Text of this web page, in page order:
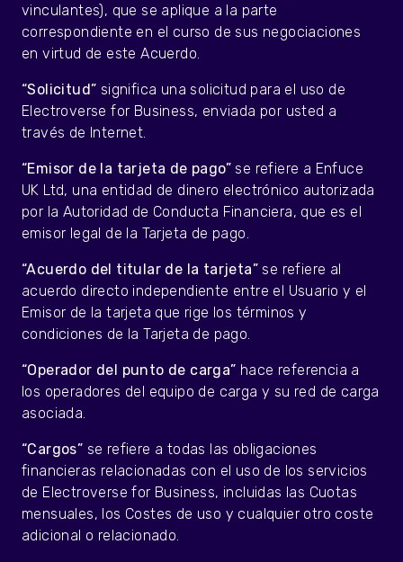
vinculantes), que se aplique a la parte
correspondiente en el curso de sus negociaciones
en virtud de este Acuerdo.
“Solicitud” significa una solicitud para el uso de
Electroverse for Business, enviada por usted a
través de Internet.
“Emisor de la tarjeta de pago” se refiere a Enfuce
UK Ltd, una entidad de dinero electrónico autorizada
por la Autoridad de Conducta Financiera, que es el
emisor legal de la Tarjeta de pago.
“Acuerdo del titular de la tarjeta” se refiere al
acuerdo directo independiente entre el Usuario y el
Emisor de la tarjeta que rige los términos y
condiciones de la Tarjeta de pago.
“Operador del punto de carga” hace referencia a
los operadores del equipo de carga y su red de carga
asociada.
“Cargos” se refiere a todas las obligaciones
financieras relacionadas con el uso de los servicios
de Electroverse for Business, incluidas las Cuotas
mensuales, los Costes de uso y cualquier otro coste
adicional o relacionado.